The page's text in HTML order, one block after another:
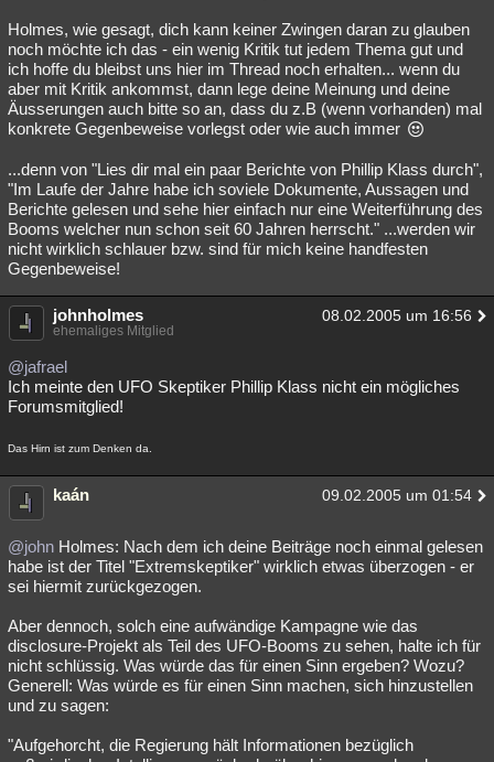
Holmes, wie gesagt, dich kann keiner Zwingen daran zu glauben
noch möchte ich das - ein wenig Kritik tut jedem Thema gut und
ich hoffe du bleibst uns hier im Thread noch erhalten... wenn du
aber mit Kritik ankommst, dann lege deine Meinung und deine
Äusserungen auch bitte so an, dass du z.B (wenn vorhanden) mal
konkrete Gegenbeweise vorlegst oder wie auch immer
...denn von "Lies dir mal ein paar Berichte von Phillip Klass durch",
"Im Laufe der Jahre habe ich soviele Dokumente, Aussagen und
Berichte gelesen und sehe hier einfach nur eine Weiterführung des
Booms welcher nun schon seit 60 Jahren herrscht." ...werden wir
nicht wirklich schlauer bzw. sind für mich keine handfesten
Gegenbeweise!
johnholmes 08.02.2005 um 16:56
ehemaliges Mitglied
@jafrael
Ich meinte den UFO Skeptiker Phillip Klass nicht ein mögliches
Forumsmitglied!
Das Hirn ist zum Denken da.
kaán 09.02.2005 um 01:54
@john Holmes: Nach dem ich deine Beiträge noch einmal gelesen
habe ist der Titel "Extremskeptiker" wirklich etwas überzogen - er
sei hiermit zurückgezogen.
Aber dennoch, solch eine aufwändige Kampagne wie das
disclosure-Projekt als Teil des UFO-Booms zu sehen, halte ich für
nicht schlüssig. Was würde das für einen Sinn ergeben? Wozu?
Generell: Was würde es für einen Sinn machen, sich hinzustellen
und zu sagen:
"Aufgehorcht, die Regierung hält Informationen bezüglich